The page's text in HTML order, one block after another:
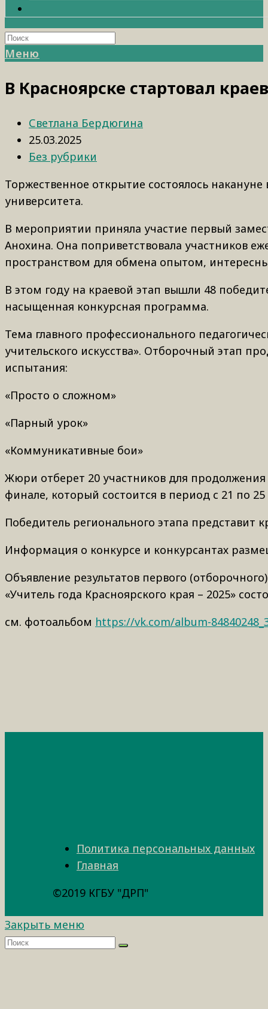
Меню
В Красноярске стартовал
Светлана Бердюгина
25.03.2025
Без рубрики
Торжественное открытие состоялось
университета.
В мероприятии приняла участие первый
Анохина. Она поприветствовала участников
пространством для обмена опытом,
В этом году на краевой этап вышли 48
насыщенная конкурсная программа.
Тема главного профессионального
учительского искусства». Отборочный этап
испытания:
«Просто о сложном»
«Парный урок»
«Коммуникативные бои»
Жюри отберет 20 участников для продолжения
финале, который состоится в период с 21 по
Победитель регионального этапа представит
Информация о конкурсе и конкурсантах
Объявление результатов первого
«Учитель года Красноярского края – 2025»
см. фотоальбом https://vk.com/album-
Политика персональных данных
Главная
©2019 КГБУ "ДРП"
Закрыть меню